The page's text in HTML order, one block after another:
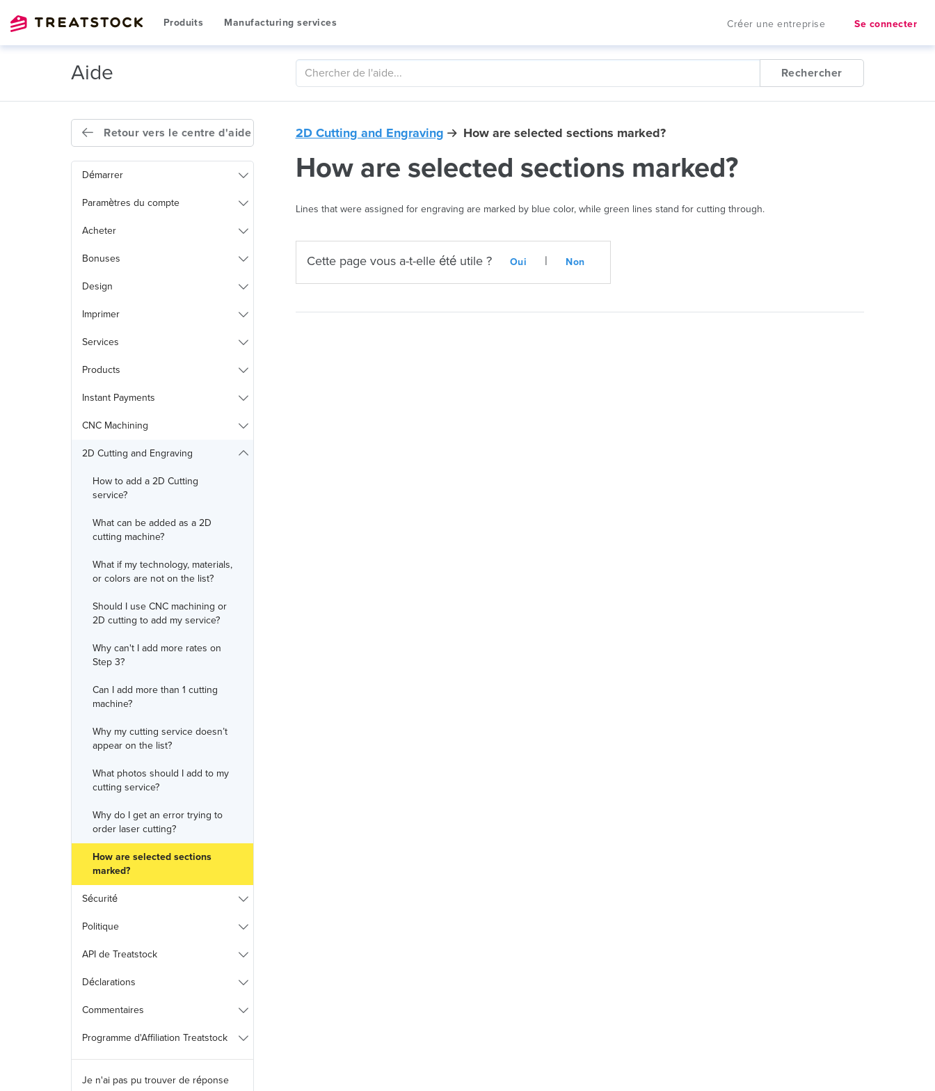
Produits Manufacturing services Créer une entreprise Se connecter
Aide Rechercher
Retour vers le centre d'aide
Démarrer
Paramètres du compte
Acheter
Bonuses
Design
Imprimer
Services
Products
Instant Payments
CNC Machining
2D Cutting and Engraving
How to add a 2D Cutting
service?
What can be added as a 2D
cutting machine?
What if my technology, materials,
or colors are not on the list?
Should I use CNC machining or
2D cutting to add my service?
Why can't I add more rates on
Step 3?
Can I add more than 1 cutting
machine?
Why my cutting service doesn’t
appear on the list?
What photos should I add to my
cutting service?
Why do I get an error trying to
order laser cutting?
How are selected sections
marked?
Sécurité
Politique
API de Treatstock
Déclarations
Commentaires
Programme d'Affiliation Treatstock
Je n'ai pas pu trouver de réponse
2D Cutting and Engraving How are selected sections marked?
How are selected sections marked?
Lines that were assigned for engraving are marked by blue color, while green lines stand for cutting through.
Cette page vous a-t-elle été utile ? Oui | Non